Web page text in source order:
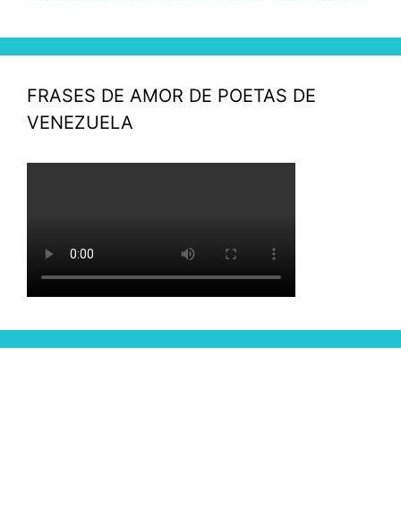
FRASES DE AMOR DE POETAS DE
VENEZUELA